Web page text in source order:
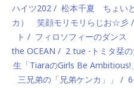
ハイツ202
松本千夏 ちょい
カ） 笑顔モリモリらじお☆彡
ト
フィロソフィーのダン
the OCEAN
2 tue -トミタ栞
生「TiaraのGirls Be Ambitious!」
三兄弟の「兄弟ケンカ」」